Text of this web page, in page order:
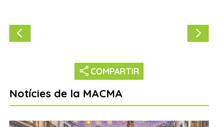
share COMPARTIR
Notícies de la MACMA